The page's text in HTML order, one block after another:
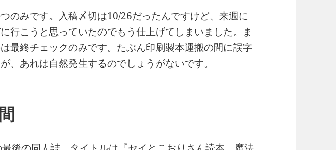
のみです。入稿〆切は10/26だったんですけど、来週に
行こうと思っていたのでもう仕上げてしまいました。ま
最終チェックのみです。たぶん印刷製本運搬の間に誤字
、あれは自然発生するのでしょうがないです。